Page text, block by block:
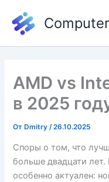
содержимому
AMD vs
в 2025
ОтDmitry /26.10.2025
Споры о том, что
больше двадцати лет.
особенно актуален: